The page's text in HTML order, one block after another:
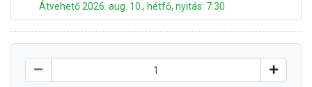
Átvehető 2026. aug. 10., hétfő, nyitás: 7:30